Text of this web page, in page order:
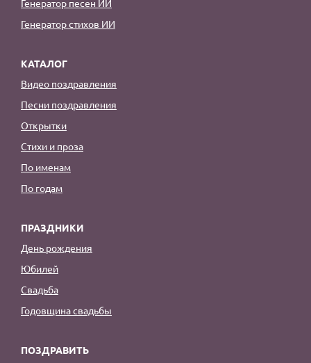
Генератор песен ИИ
Генератор стихов ИИ
КАТАЛОГ
Видео поздравления
Песни поздравления
Открытки
Стихи и проза
По именам
По годам
ПРАЗДНИКИ
День рождения
Юбилей
Свадьба
Годовщина свадьбы
ПОЗДРАВИТЬ